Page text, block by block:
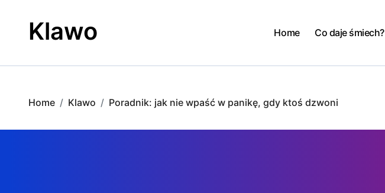
contentKlawo Home Co daje śmiech?
Home Klawo Poradnik: jak nie wpaść w panikę, gdy ktoś dzwoni